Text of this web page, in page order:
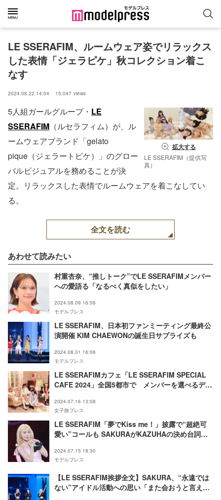
LE SSERAFIM、ルームウェア姿でリラックス
した表情「ジェラピケ」秋コレクション着こ
なす
2024.08.22 14:04 15,047 views
拡大する
LE SSERAFIM（提供写
真）
5人組ガールグループ・ LE
SSERAFIM （ルセラフィム）が、ル
ームウェアブランド「gelato
pique（ジェラートピケ）」のグロー
バルビジュアルを務めることが決
定。リラックスした表情でルームウェアを着こなしてい
る。
全文を読む
あわせて読みたい
村重杏奈、“推しトーク”でLE SSERAFIMメンバー
への愛語る「なるべく真似をしたい」
2024.08.09 16:06
モデルプレス
LE SSERAFIM、日本初ファンミーティング最終公
演開催 KIM CHAEWONの誕生日サプライズも
2024.08.01 16:06
モデルプレス
LE SSERAFIMカフェ「LE SSERAFIM SPECIAL
CAFE 2024」全国5都市で メンバーを選べるデザ
2024.07.16 13:08
女子旅プレス
LE SSERAFIM「夢でKiss me！」披露で“超絶可
愛い”コールも SAKURAがKAZUHAの決め台詞絶
／‘FEARNADA’ 2024 S／S- JAPAN】
2024.07.15 18:30
モデルプレス
【LE SSERAFIM挨拶全文】SAKURA、“永遠では
ない”アイドル活動への思い「また会おうと言える